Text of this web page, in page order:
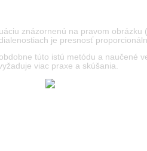
znázornenú na pravom
je presnosť
túto istú metódu a naučené
viac praxe a skúšania.